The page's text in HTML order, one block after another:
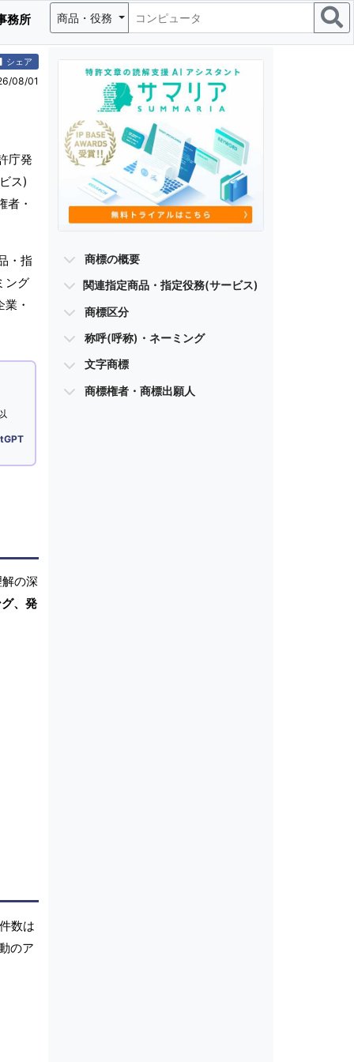
務所 商品・役務
シェア
08/01
庁発
ス)
者・
・指
ング
・
の深
、発
数は
のア
商標の概要
関連指定商品・指定役務(サービス)
商標区分
称呼(呼称)・ネーミング
文字商標
商標権者・商標出願人